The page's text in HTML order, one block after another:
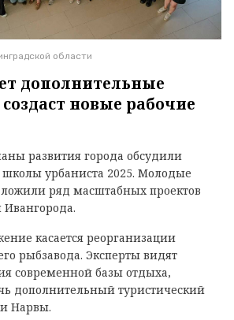
области
дополнительные
новые рабочие
развития города обсудили
урбаниста 2025. Молодые
ряд масштабных проектов
касается реорганизации
рыбзавода. Эксперты видят
современной базы отдыха,
дополнительный туристический
Нарвы.